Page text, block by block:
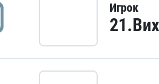
Игрок